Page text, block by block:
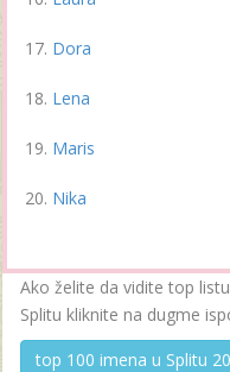
Dora
Lena
Maris
Nika
Ako želite da vidite top
Splitu kliknite na dugme
top 100 imena u Splitu